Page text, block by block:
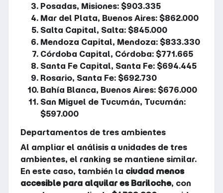
Posadas, Misiones: $903.335
Mar del Plata, Buenos Aires: $862.000
Salta Capital, Salta: $845.000
Mendoza Capital, Mendoza: $833.330
Córdoba Capital, Córdoba: $771.665
Santa Fe Capital, Santa Fe: $694.445
Rosario, Santa Fe: $692.730
Bahía Blanca, Buenos Aires: $676.000
San Miguel de Tucumán, Tucumán:
$597.000
Departamentos de tres ambientes
Al ampliar el análisis a unidades de tres
ambientes, el ranking se mantiene similar.
En este caso, también la ciudad menos
accesible para alquilar es Bariloche, con